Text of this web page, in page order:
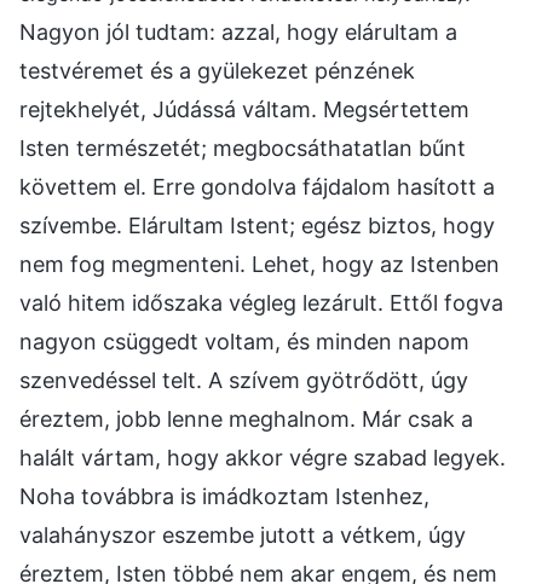
Nagyon jól tudtam: azzal, hogy elárultam a
testvéremet és a gyülekezet pénzének
rejtekhelyét, Júdássá váltam. Megsértettem
Isten természetét; megbocsáthatatlan bűnt
követtem el. Erre gondolva fájdalom hasított a
szívembe. Elárultam Istent; egész biztos, hogy
nem fog megmenteni. Lehet, hogy az Istenben
való hitem időszaka végleg lezárult. Ettől fogva
nagyon csüggedt voltam, és minden napom
szenvedéssel telt. A szívem gyötrődött, úgy
éreztem, jobb lenne meghalnom. Már csak a
halált vártam, hogy akkor végre szabad legyek.
Noha továbbra is imádkoztam Istenhez,
valahányszor eszembe jutott a vétkem, úgy
éreztem, Isten többé nem akar engem, és nem